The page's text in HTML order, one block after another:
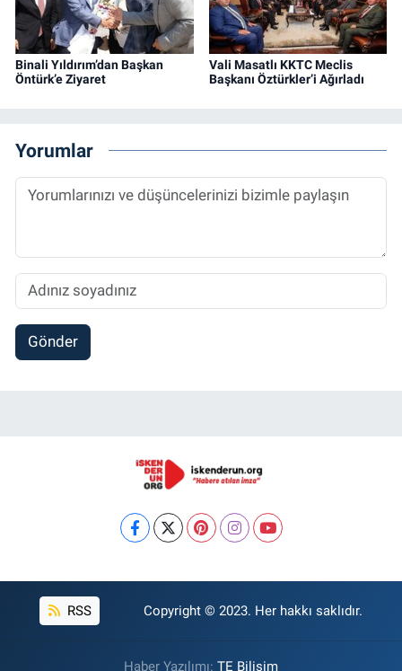
Binali Yıldırım’dan Başkan
Öntürk’e Ziyaret
Vali Masatlı KKTC Meclis
Başkanı Öztürkler’i Ağırladı
Yorumlar
Gönder
RSS Copyright © 2023. Her hakkı saklıdır.
Haber Yazılımı: TE Bilişim